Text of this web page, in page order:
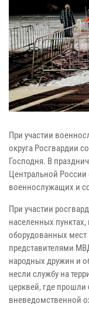
При участии
округа Росгвардии
Господня. В
Центральной России
военнослужащих и
При участии
населенных
оборудованных
представителями
народных дружин и
несли службу на
церквей, где
вневедомственной